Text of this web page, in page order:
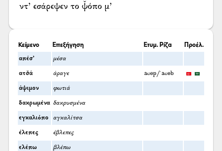
ντ’ εσάρεψεν το ψ̌όπο μ’
Κείμενο Επεξήγηση Ετυμ. Ρίζα Προέλ.
απέσ’ μέσα
ατσ̌ά άραγε acep/ʿaceb
άψιμον φωτιά
δακρωμένα δακρυσμένα
εγκαλιόπο αγκαλίτσα
έλεπες έβλεπες
ελέπω βλέπω